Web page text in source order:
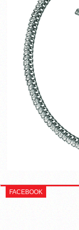
FACEBOOK